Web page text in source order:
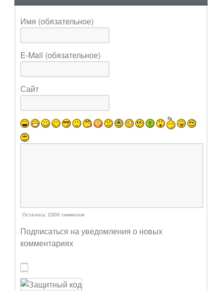
Имя (обязательное)
E-Mail (обязательное)
Сайт
Осталось: 2300 символов
Подписаться на уведомления о новых
комментариях